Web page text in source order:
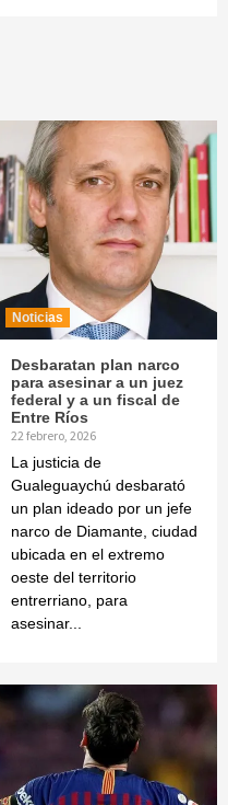
Noticias
Desbaratan plan narco
para asesinar a un juez
federal y a un fiscal de
Entre Ríos
22 febrero, 2026
La justicia de
Gualeguaychú desbarató
un plan ideado por un jefe
narco de Diamante, ciudad
ubicada en el extremo
oeste del territorio
entrerriano, para
asesinar...